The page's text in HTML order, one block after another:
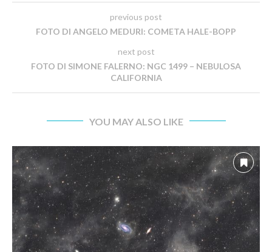
previous post
FOTO DI ANGELO MEDURI: COMETA HALE-BOPP
next post
FOTO DI SIMONE FALERNO: NGC 1499 – NEBULOSA
CALIFORNIA
YOU MAY ALSO LIKE